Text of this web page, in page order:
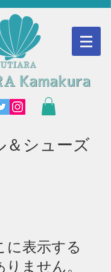
＆シューズ
に表示する
ません。